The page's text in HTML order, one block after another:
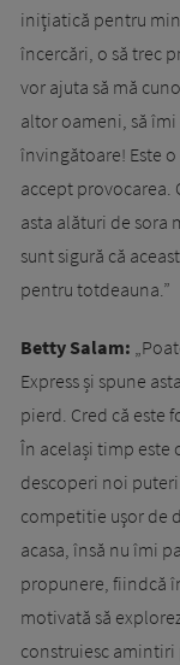
iniţiatică pentru
încercări, o să trec
vor ajuta să mă
altor oameni, să
învingătoare! Este
accept provocarea.
asta alături de sora
sunt sigură că
pentru totdeauna.”
Betty Salam:
Express și spune
pierd. Cred că este
În același timp este
descoperi noi
competitie uşor de
acasa, însă nu îmi
propunere, fiindcă
motivată să
construiesc amintiri